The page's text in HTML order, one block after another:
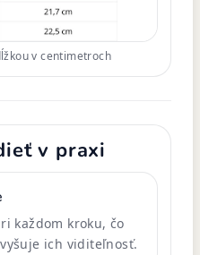
v centimetroch
v praxi
každom kroku, čo
ich viditeľnosť.